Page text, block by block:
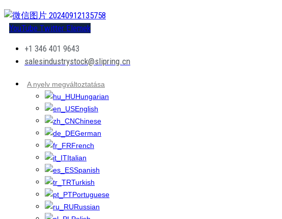
YouTube Twitter Elemek
+1 346 401 9643
salesindustrystock@slipring.cn
A nyelv megváltoztatása
Hungarian
English
Chinese
German
French
Italian
Spanish
Turkish
Portuguese
Russian